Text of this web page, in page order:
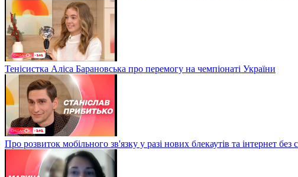
Тенісистка Аліса Барановська про перемогу на чемпіонаті України
Про розвиток мобільного зв'язку у разі нових блекаутів та інтернет без